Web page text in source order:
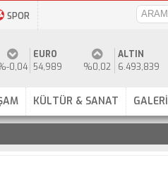
SPOR
0,04
EURO
54,989
%0,02
ALTIN
6.493,839
KÜLTÜR & SANAT GALERİ